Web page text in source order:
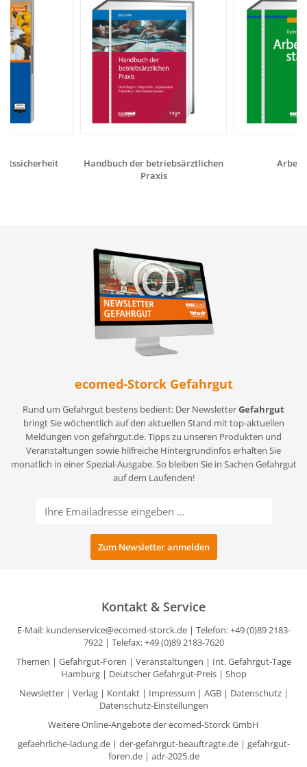
Handbuch der betriebsärztlichen
Praxis
ecomed-Storck Gefahrgut
Rund um Gefahrgut bestens bedient: Der NewsletterGefahrgut
bringt Sie wöchentlich auf den aktuellen Stand mit top-aktuellen
Meldungen von gefahrgut.de. Tipps zu unseren Produkten und
Veranstaltungen sowie hilfreiche Hintergrundinfos erhalten Sie
monatlich in einer Spezial-Ausgabe. So bleiben Sie in Sachen Gefahrgut
auf dem Laufenden!
Kontakt & Service
E-Mail: kundenservice@ecomed-storck.de| Telefon: +49 (0)89 2183-
7922 | Telefax: +49 (0)89 2183-7620
Themen | Gefahrgut-Foren | Veranstaltungen | Int. Gefahrgut-Tage
Hamburg| Deutscher Gefahrgut-Preis| Shop
Newsletter| Verlag| Kontakt| Impressum | AGB| Datenschutz|
Datenschutz-Einstellungen
Weitere Online-Angebote der ecomed-Storck GmbH
gefaehrliche-ladung.de| der-gefahrgut-beauftragte.de| gefahrgut-
foren.de| adr-2025.de